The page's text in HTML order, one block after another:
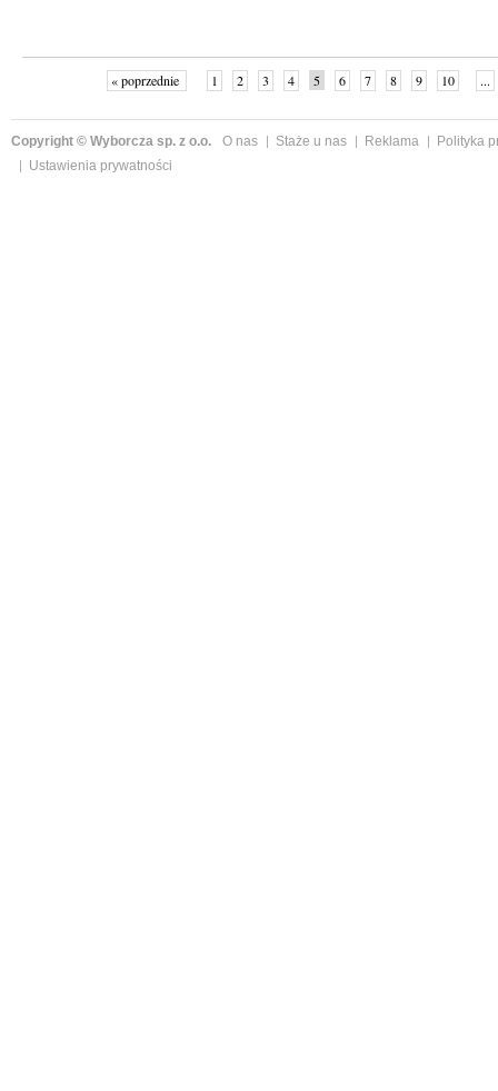
« poprzednie 1 2 3 4 5 6 7 8 9 10 ...
Copyright © Wyborcza sp. z o.o. O nas Staże u nas Reklama
Polityka
Ustawienia prywatności